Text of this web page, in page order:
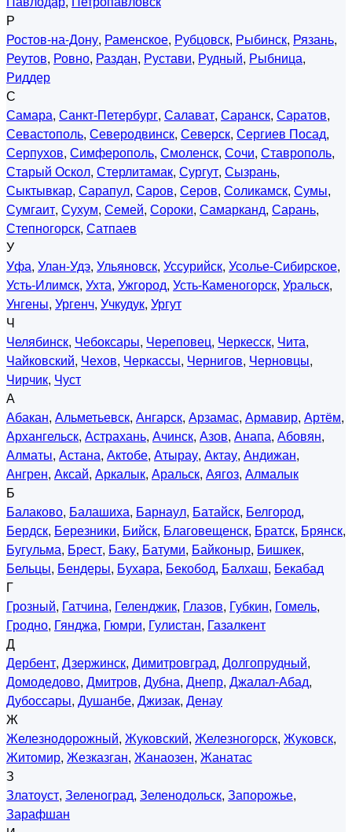
Р
Ростов-на-Дону, Раменское, Рубцовск, Рыбинск, Рязань,
Реутов, Ровно, Раздан, Рустави, Рудный, Рыбница,
Риддер
С
Самара, Санкт-Петербург, Салават, Саранск, Саратов,
Севастополь, Северодвинск, Северск, Сергиев Посад,
Серпухов, Симферополь, Смоленск, Сочи, Ставрополь,
Старый Оскол, Стерлитамак, Сургут, Сызрань,
Сыктывкар, Сарапул, Саров, Серов, Соликамск, Сумы,
Сумгаит, Сухум, Семей, Сороки, Самарканд, Сарань,
Степногорск, Сатпаев
У
Уфа, Улан-Удэ, Ульяновск, Уссурийск, Усолье-Сибирское,
Усть-Илимск, Ухта, Ужгород, Усть-Каменогорск, Уральск,
Унгены, Ургенч, Учкудук, Ургут
Ч
Челябинск, Чебоксары, Череповец, Черкесск, Чита,
Чайковский, Чехов, Черкассы, Чернигов, Черновцы,
Чирчик, Чуст
А
Абакан, Альметьевск, Ангарск, Арзамас, Армавир, Артём,
Архангельск, Астрахань, Ачинск, Азов, Анапа, Абовян,
Алматы, Астана, Актобе, Атырау, Актау, Андижан,
Ангрен, Аксай, Аркалык, Аральск, Аягоз, Алмалык
Б
Балаково, Балашиха, Барнаул, Батайск, Белгород,
Бердск, Березники, Бийск, Благовещенск, Братск, Брянск,
Бугульма, Брест, Баку, Батуми, Байконыр, Бишкек,
Бельцы, Бендеры, Бухара, Бекобод, Балхаш, Бекабад
Г
Грозный, Гатчина, Геленджик, Глазов, Губкин, Гомель,
Гродно, Гянджа, Гюмри, Гулистан, Газалкент
Д
Дербент, Дзержинск, Димитровград, Долгопрудный,
Домодедово, Дмитров, Дубна, Днепр, Джалал-Абад,
Дубоссары, Душанбе, Джизак, Денау
Ж
Железнодорожный, Жуковский, Железногорск, Жуковск,
Житомир, Жезказган, Жанаозен, Жанатас
З
Златоуст, Зеленоград, Зеленодольск, Запорожье,
Зарафшан